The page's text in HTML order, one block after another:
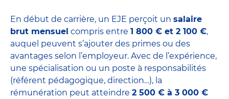
En début de carrière, un EJE perçoit un salaire
brut mensuel compris entre 1 800 € et 2 100 €,
auquel peuvent s’ajouter des primes ou des
avantages selon l’employeur. Avec de l’expérience,
une spécialisation ou un poste à responsabilités
(référent pédagogique, direction…), la
rémunération peut atteindre 2 500 € à 3 000 €